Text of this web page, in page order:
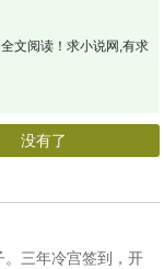
文阅读！求小说网,有求
没有了
三年冷宫签到，开